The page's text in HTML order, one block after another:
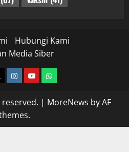
Hubungi Kami
Media Siber
instagram.com
youtubewhatsapp
| MoreNews by AF